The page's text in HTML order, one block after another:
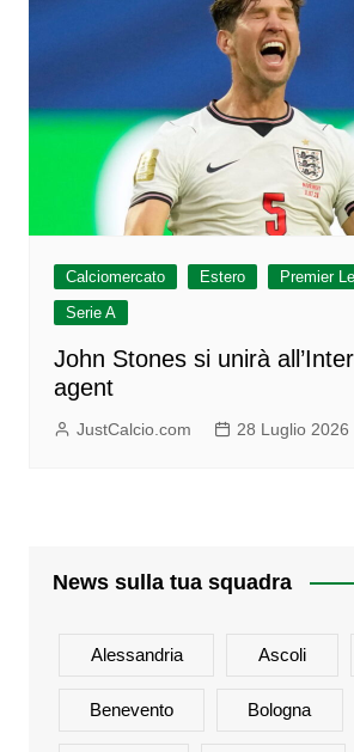
Calciomercato Estero
Premier
Serie A
John Stones si unirà
agent
JustCalcio.com 28 Luglio 2026
News sulla tua squadra
Alessandria Ascoli
Benevento Bologna